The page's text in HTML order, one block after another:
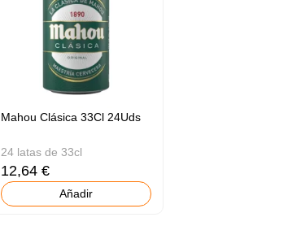
Mahou Clásica 33Cl 24Uds
24 latas de 33cl
12,64 €
Añadir